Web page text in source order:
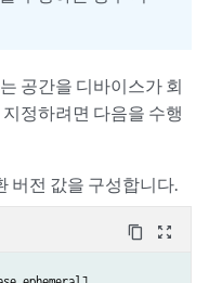
공간을 디바이스가 회
정하려면 다음을 수행
버전 값을 구성합니다.
content_copy zoom_out_map